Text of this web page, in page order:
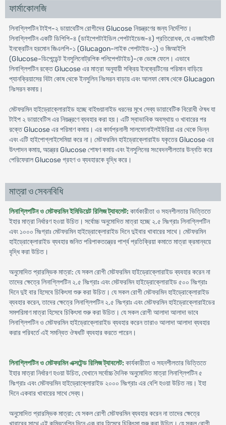
ফার্মাকোলজি
লিনাগ্লিপটিন টাইপ-২ ডায়াবেটিস রোগীদের Glucose নিয়ন্ত্রণের জন্য নির্দেশিত।
লিনাগ্লিপটিন একটি ডিপিপি-৪ (ডাইপেপটাইডিল পেপটাইডেজ-৪) প্রতিরোধক, যে এনজাইমটি
ইনক্রেটিন হরমোন জিএলপি-১ (Glucagon-লাইক পেপটাইড-১) ও জিআইপি
(Glucose-ডিপেন্ডেন্ট ইনসুলিনোট্রপিক পলিপেপটাইড)-কে ভেঙ্গে ফেলে। এভাবে
লিনাগ্লিপটিন রক্তে Glucose এর মাত্রা অনুযায়ী সক্রিয় ইনক্রেটিনের পরিমান বাড়িয়ে
প্যানক্রিয়াসের বিটা কোষ থেকে ইনসুলিন নিঃসরন বাড়ায় এবং আলফা কোষ থেকে Glucagon
নিঃসরন কমায়।
মেটফরমিন হাইড্রোক্লোরাইড হচ্ছে বাইগুয়ানাইড ধরনের মুখে সেব্য ডায়াবেটিক বিরোধী ঔষধ যা
টাইপ ২ ডায়াবেটিস এর নিয়ন্ত্রণে ব্যবহার করা হয়। এটি স্বাভাবিক অবস্থায় ও খাবারের পর
রক্তে Glucose এর পরিমাণ কমায়। এর কার্যপ্রনালী সালফোনাইলইউরিয়া এর থেকে ভিন্ন
এবং এটি হাইপোগ্লাইসেমিয়া করে না। মেটফরমিন হাইড্রোক্লোরাইড যকৃতের Glucose এর
উৎপাদন কমায়, অন্ত্রের Glucose শোষণ কমায় এবং ইনসুলিনের সংবেদনশীলতার উন্নতি করে
পেরিফেরাল Glucose গ্রহণ ও ব্যবহারকে বৃদ্ধি করে।
মাত্রা ও সেবনবিধি
লিনাগ্লিপটিন ও মেটফরমিন ইমিডিয়েট রিলিজ ট্যাবলেট: কার্যকারীতা ও সহনশীলতার ভিত্তিতে
ইহার মাত্রা নির্ধারণ হওয়া উচিত। সর্বোচ্চ অনুমোদিত মাত্রা হচ্ছে ২.৫ মিঃগ্রাঃ লিনাগ্লিপটিন
এবং ১০০০ মিঃগ্রাঃ মেটফরমিন হাইড্রোক্লোরাইড দিনে দুইবার খাবারের সাথে। মেটফরমিন
হাইড্রোক্লোরাইড ব্যবহার জনিত পরিপাকতন্ত্রের পার্শ্ব প্রতিক্রিয়া কমাতে মাত্রা ক্রমান্বয়ে
বৃদ্ধি করা উচিত।
অনুমোদিত প্রারম্ভিক মাত্রা: যে সকল রোগী মেটফরমিন হাইড্রোক্লোরাইড ব্যবহার করেন না
তাদের ক্ষেত্রে লিনাগ্লিপটিন ২.৫ মিঃগ্রাঃ এবং মেটফরমিন হাইড্রোক্লোরাইড ৫০০ মিঃগ্রাঃ
দিনে দুই বার হিসেবে চিকিৎসা শুরু করা উচিত। যে সকল রোগী মেটফরমিন হাইড্রোক্লোরাইড
ব্যবহার করেন, তাদের ক্ষেত্রে লিনাগ্লিপটিন ২.৫ মিঃগ্রাঃ এবং মেটফরমিন হাইড্রোক্লোরাইডের
সমপরিমাণ মাত্রা হিসেবে চিকিৎসা শুরু করা উচিত। যে সকল রোগী আলাদা আলাদা ভাবে
লিনাগ্লিপটিন ও মেটফরমিন হাইড্রোক্লোরাইড ব্যবহার করেন তারাও আলাদা আলাদা ব্যবহার
করার পরিবর্তে এই সমন্বিত ঔষধটি ব্যবহার করতে পারেন।
লিনাগ্লিপটিন ও মেটফরমিন এক্সটেন্ড রিলিজ ট্যাবলেট: কার্যকারীতা ও সহনশীলতার ভিত্তিতে
ইহার মাত্রা নির্ধারণ হওয়া উচিত, যেখানে সর্বোচ্চ দৈনিক অনুমোদিত মাত্রা লিনাগ্লিপটিন ৫
মিঃগ্রাঃ এবং মেটফরমিন হাইড্রোক্লোরাইড ২০০০ মিঃগ্রাঃ এর বেশি হওয়া উচিত নয়। ইহা
দিনে একবার খাবারের সাথে সেব্য।
অনুমোদিত প্রারম্ভিক মাত্রা: যে সকল রোগী মেটফরমিন ব্যবহার করেন না তাদের ক্ষেত্রে